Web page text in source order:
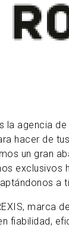
la agencia
hacer de
un gran
exclusivos
a
marca
fiabilidad,